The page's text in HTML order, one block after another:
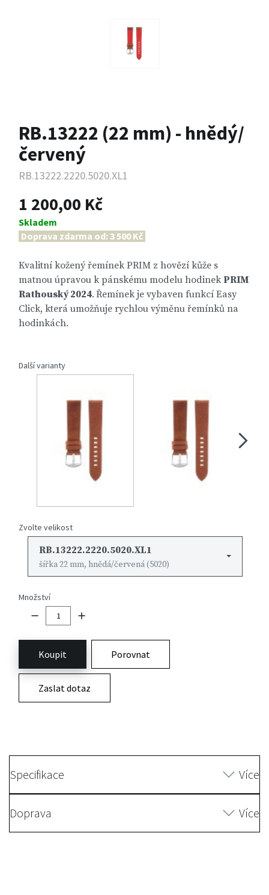
RB.13222 (22 mm) - hnědý/
červený
RB.13222.2220.5020.XL1
1 200,00 Kč
Skladem
Doprava zdarma od: 3 500 Kč
Kvalitní kožený řemínek PRIM z hovězí kůže s
matnou úpravou k pánskému modelu hodinek PRIM
Rathouský 2024. Řemínek je vybaven funkcí Easy
Click, která umožňuje rychlou výměnu řemínků na
hodinkách.
Další varianty
Zvolte velikost
RB.13222.2220.5020.XL1
šířka 22 mm, hnědá/červená (5020)
Množství
Koupit Porovnat
Zaslat dotaz
Specifikace Více
Doprava Více